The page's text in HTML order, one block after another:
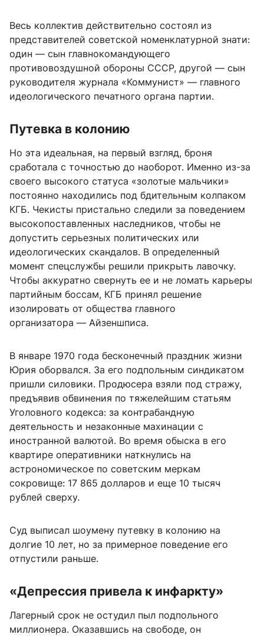
Весь коллектив действительно состоял из
представителей советской номенклатурной знати:
один — сын главнокомандующего
противовоздушной обороны СССР, другой — сын
руководителя журнала «Коммунист» — главного
идеологического печатного органа партии.
Путевка в колонию
Но эта идеальная, на первый взгляд, броня
сработала с точностью до наоборот. Именно из-за
своего высокого статуса «золотые мальчики»
постоянно находились под бдительным колпаком
КГБ. Чекисты пристально следили за поведением
высокопоставленных наследников, чтобы не
допустить серьезных политических или
идеологических скандалов. В определенный
момент спецслужбы решили прикрыть лавочку.
Чтобы аккуратно свернуть ее и не ломать карьеры
партийным боссам, КГБ принял решение
изолировать от общества главного
организатора — Айзеншписа.
В январе 1970 года бесконечный праздник жизни
Юрия оборвался. За его подпольным синдикатом
пришли силовики. Продюсера взяли под стражу,
предъявив обвинения по тяжелейшим статьям
Уголовного кодекса: за контрабандную
деятельность и незаконные махинации с
иностранной валютой. Во время обыска в его
квартире оперативники наткнулись на
астрономическое по советским меркам
сокровище: 17 865 долларов и еще 10 тысяч
рублей сверху.
Суд выписал шоумену путевку в колонию на
долгие 10 лет, но за примерное поведение его
отпустили раньше.
«Депрессия привела к инфаркту»
Лагерный срок не остудил пыл подпольного
миллионера. Оказавшись на свободе, он